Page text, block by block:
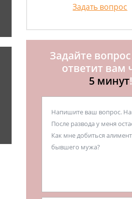
Задать вопрос
Задайте
ответит вам
5 минут!